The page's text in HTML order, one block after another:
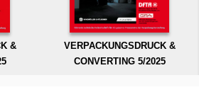
&
VERPACKUNGSDRUCK &
CONVERTING 5/2025